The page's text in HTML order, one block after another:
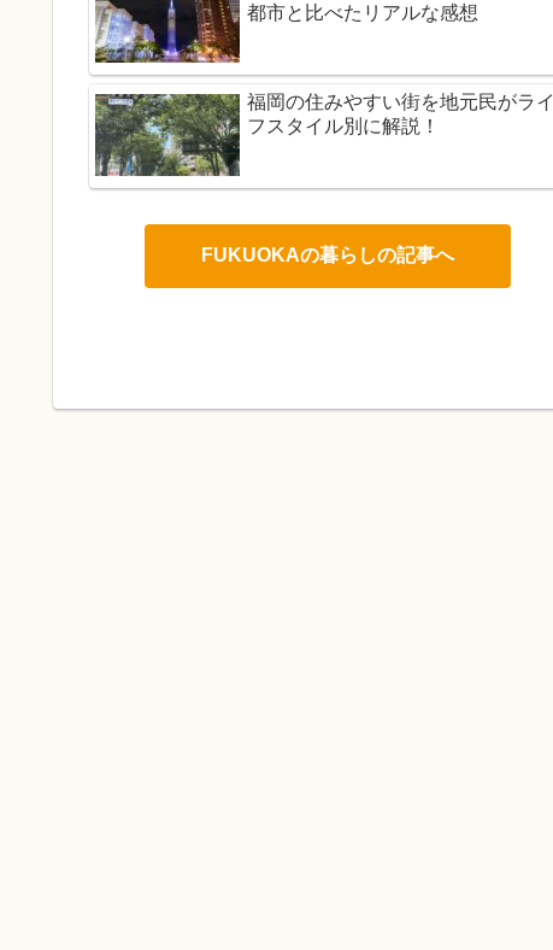
都市と比べたリアルな感想
福岡の住みやすい街を地元民がライ
フスタイル別に解説！
FUKUOKAの暮らしの記事へ